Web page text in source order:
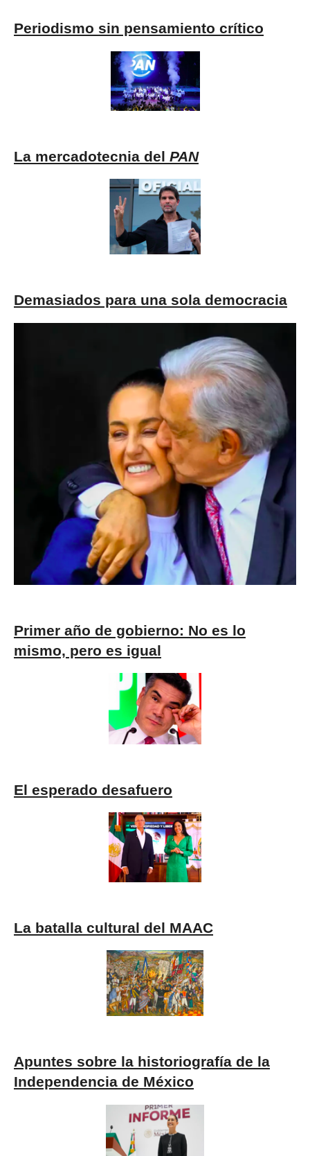
Periodismo sin pensamiento crítico
La mercadotecnia del PAN
Demasiados para una sola democracia
Primer año de gobierno: No es lo
mismo, pero es igual
El esperado desafuero
La batalla cultural del MAAC
Apuntes sobre la historiografía de la
Independencia de México